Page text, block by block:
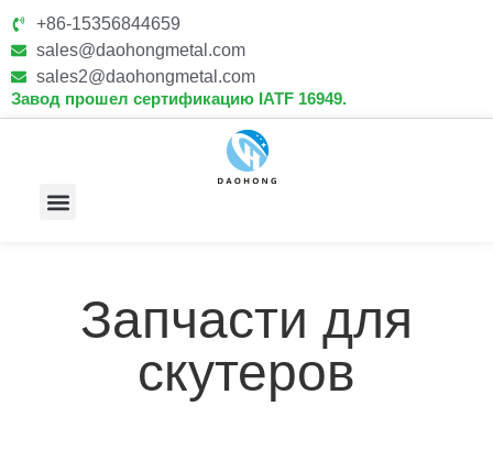
+86-15356844659
sales@daohongmetal.com
sales2@daohongmetal.com
Завод прошел сертификацию IATF 16949.
Запчасти для
скутеров